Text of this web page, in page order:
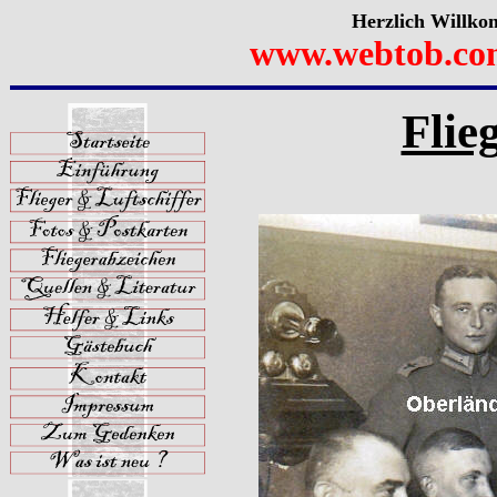
Herzlich